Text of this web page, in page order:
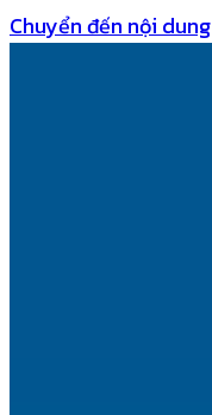
Chuyển đến nội dung